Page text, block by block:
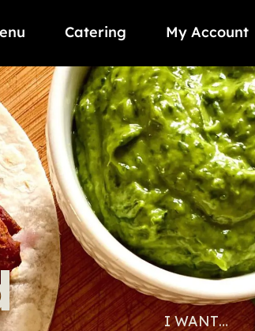
Catering My Account
I WANT…